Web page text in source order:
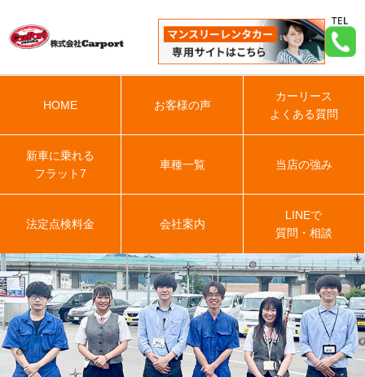
HOME お客様の声
カーリース
よくある質問
新車に乗れる
フラット7
車種一覧 当店の強み
法定点検料金 会社案内
LINEで
質問・相談